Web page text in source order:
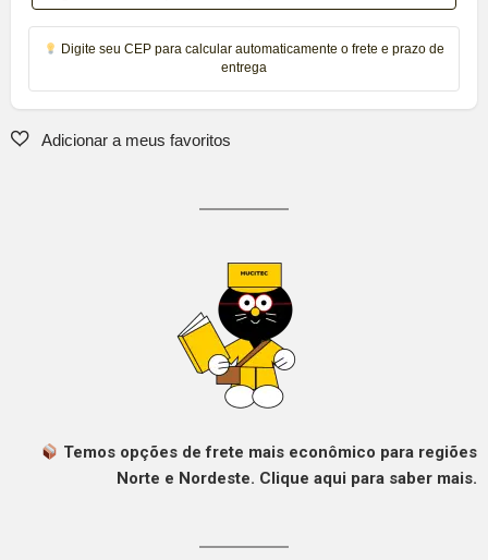
Digite seu CEP para calcular automaticamente o frete e prazo de
entrega
Temos opções de frete mais econômico para regiões
Norte e Nordeste. Clique aqui para saber mais.